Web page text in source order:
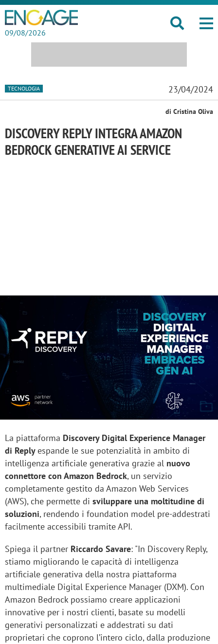
09/08/2026
TECNOLOGIA 23/04/2024
di Cristina Oliva
DISCOVERY REPLY INTEGRA AMAZON
BEDROCK GENERATIVE AI SERVICE
La piattaforma Discovery Digital Experience Manager
di Reply espande le sue potenzialità in ambito di
intelligenza artificiale generativa grazie al nuovo
connettore con Amazon Bedrock, un servizio
completamente gestito da Amazon Web Services
(AWS), che permette di sviluppare una moltitudine di
soluzioni, rendendo i foundation model pre-addestrati
facilmente accessibili tramite API.
Spiega il partner Riccardo Savare: "In Discovery Reply,
stiamo migliorando le capacità di intelligenza
artificiale generativa della nostra piattaforma
multimediale Digital Experience Manager (DXM). Con
Amazon Bedrock possiamo creare applicazioni
innovative per i nostri clienti, basate su modelli
generativi personalizzati e addestrati su dati
proprietari che coprono l’intero ciclo, dalla produzione